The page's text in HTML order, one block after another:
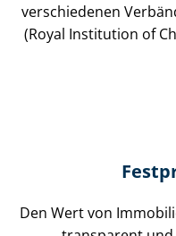
verschiedenen
(Royal Institution of
Den Wert von